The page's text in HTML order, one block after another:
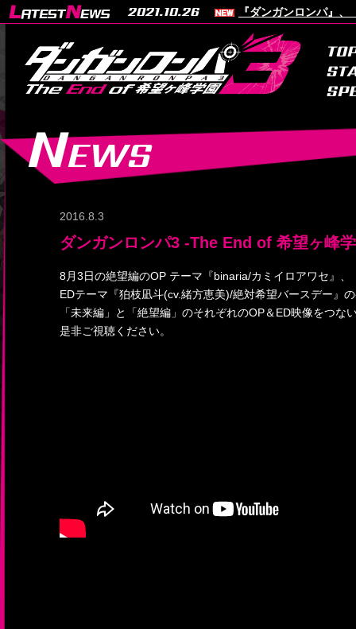
NEWS
2021.10.26 『ダンガンロンパ』
2016.8.3
ダンガンロンパ3 -The End of 希望ヶ峰
8月3日の絶望編のOP テーマ『binaria/カミイロアワセ』、
EDテーマ『狛枝凪斗(cv.緒方恵美)/絶対希望バースデー』
「未来編」と「絶望編」のそれぞれのOP＆ED映像をつな
是非ご視聴ください。